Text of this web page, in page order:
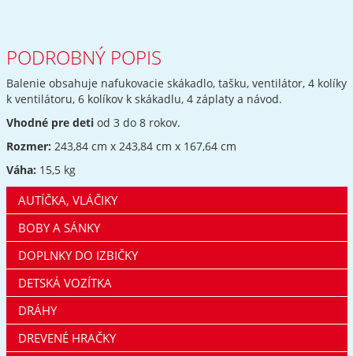
PODROBNÝ POPIS
Balenie obsahuje nafukovacie skákadlo, tašku, ventilátor, 4 kolíky
k ventilátoru, 6 kolíkov k skákadlu, 4 záplaty a návod.
Vhodné pre detiod 3 do 8 rokov.
Rozmer: 243,84 cm x 243,84 cm x 167,64 cm
Váha: 15,5 kg
AUTÍČKA, VLÁČIKY
BOBY A SÁNKY
DOPLNKY DO IZBIČKY
DETSKÁ VOZÍTKA
DRÁHY
DREVENÉ HRAČKY